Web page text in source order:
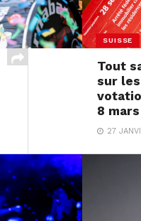
SUISSE
Tout
sur les
8 mars
27